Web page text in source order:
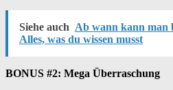
Siehe auch Ab wann kann man
Alles, was du wissen musst
BONUS #2: Mega Überraschung